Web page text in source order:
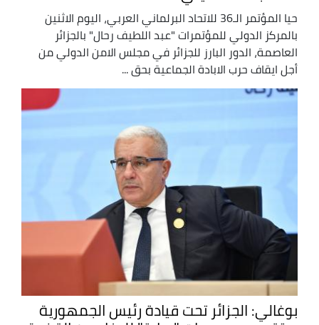
حيا المؤتمر الـ36 للاتحاد البرلماني العربي، اليوم الاثنين
بالمركز الدولي للمؤتمرات "عبد اللطيف رحال" بالجزائر
العاصمة، الدور البارز للجزائر في مجلس الامن الدولي من
أجل ايقاف حرب الابادة الجماعية بحق ...
بوغالي: الجزائر تحت قيادة رئيس الجمهورية